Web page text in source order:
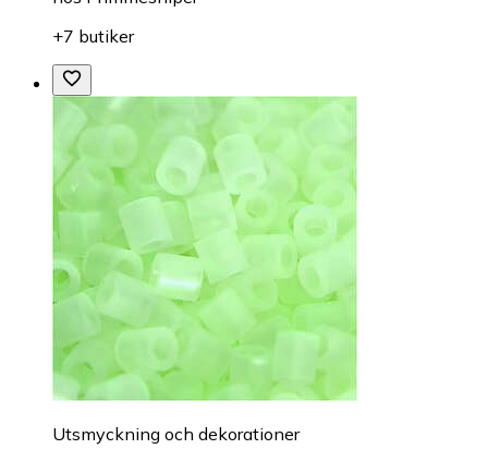
+7 butiker
Utsmyckning och dekorationer